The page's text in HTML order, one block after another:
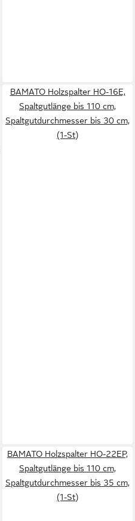
BAMATO Holzspalter HO-16E,
Spaltgutlänge bis 110 cm,
Spaltgutdurchmesser bis 30 cm,
(1-St)
BAMATO Holzspalter HO-22EP,
Spaltgutlänge bis 110 cm,
Spaltgutdurchmesser bis 35 cm,
(1-St)